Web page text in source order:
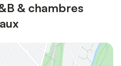
& chambres